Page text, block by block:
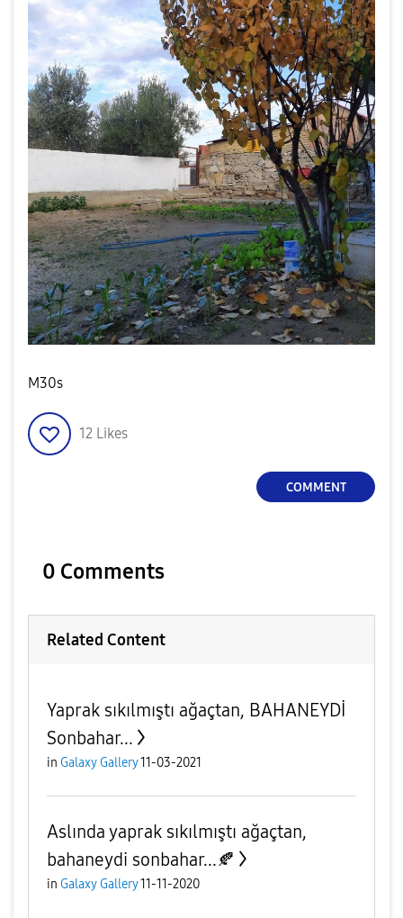
M30s
12 Likes
COMMENT
0 Comments
Related Content
Yaprak sıkılmıştı ağaçtan, BAHANEYDİ
Sonbahar...
in Galaxy Gallery11-03-2021
Aslında yaprak sıkılmıştı ağaçtan,
bahaneydi sonbahar...🍂
in Galaxy Gallery11-11-2020